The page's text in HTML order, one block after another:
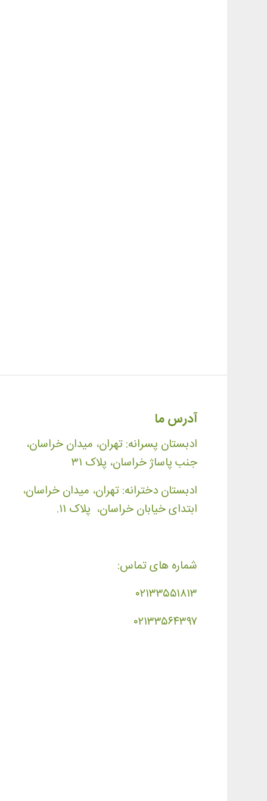
آدرس ما
ادبستان پسرانه: تهران، میدان خراسان،
جنب پاساژ خراسان، پلاک ۳۱
ادبستان دخترانه: تهران، میدان خراسان،
ابتدای خیابان خراسان، پلاک ۱۱.
شماره های تماس:
۰۲۱۳۳۵۵۱۸۱۳
۰۲۱۳۳۵۶۴۳۹۷